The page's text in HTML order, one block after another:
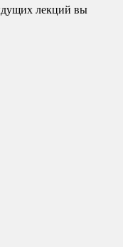
лекций вы